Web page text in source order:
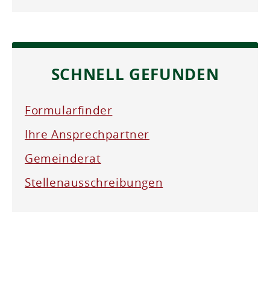
SCHNELL GEFUNDEN
Formularfinder
Ihre Ansprechpartner
Gemeinderat
Stellenausschreibungen